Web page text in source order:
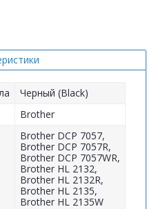
Черный (Black)
Brother
Brother DCP 7057,
Brother DCP 7057R,
Brother DCP 7057WR,
Brother HL 2132,
Brother HL 2132R,
Brother HL 2135,
Brother HL 2135W